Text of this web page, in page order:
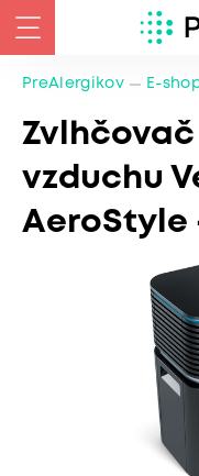
PreAlergikov E-
vzduchu
AeroStyle